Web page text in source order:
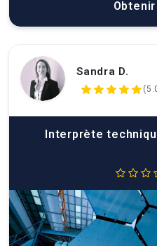
Sandra D.
Interprète